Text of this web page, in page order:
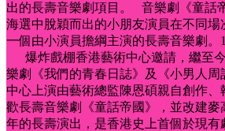
出的長壽音樂劇項目。 音樂劇《童話
海選中脫穎而出的小朋友演員在不同
一個由小演員擔綱主演的長壽音樂劇。
爆炸戲棚香港藝術中心邀請，繼至
樂劇《我們的青春日誌》及《小男人
中心上演由藝術總監陳恩碩親自創作、
歡長壽音樂劇《童話帝國》，並改建麥
年的長壽演出，是香港史上首個於現